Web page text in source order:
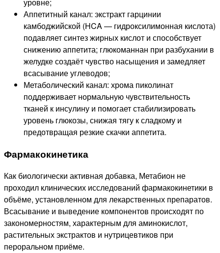
Аппетитный канал: экстракт гарцинии
камбоджийской (HCA — гидроксилимонная кислота)
подавляет синтез жирных кислот и способствует
снижению аппетита; глюкоманнан при разбухании в
желудке создаёт чувство насыщения и замедляет
всасывание углеводов;
Метаболический канал: хрома пиколинат
поддерживает нормальную чувствительность
тканей к инсулину и помогает стабилизировать
уровень глюкозы, снижая тягу к сладкому и
предотвращая резкие скачки аппетита.
Фармакокинетика
Как биологически активная добавка, Метабион не
проходил клинических исследований фармакокинетики в
объёме, установленном для лекарственных препаратов.
Всасывание и выведение компонентов происходят по
закономерностям, характерным для аминокислот,
растительных экстрактов и нутрицевтиков при
пероральном приёме.